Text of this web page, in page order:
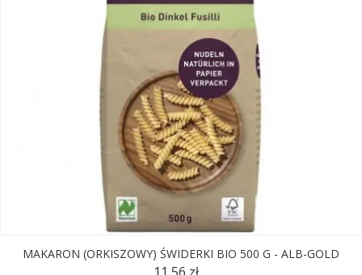
MAKARON (ORKISZOWY) ŚWIDERKI BIO 500 G - ALB-GOLD